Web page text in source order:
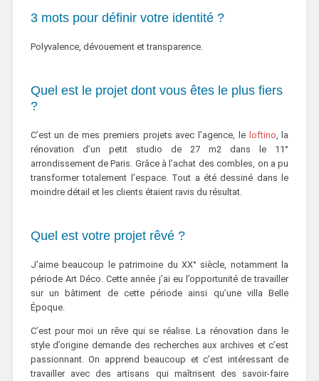
3 mots pour définir votre identité ?
Polyvalence, dévouement et transparence.
Quel est le projet dont vous êtes le plus fiers
?
C’est un de mes premiers projets avec l’agence, le loftino , la
rénovation d’un petit studio de 27 m2 dans le 11°
arrondissement de Paris. Grâce à l’achat des combles, on a pu
transformer totalement l’espace. Tout a été dessiné dans le
moindre détail et les clients étaient ravis du résultat.
Quel est votre projet rêvé ?
J’aime beaucoup le patrimoine du XX° siècle, notamment la
période Art Déco. Cette année j’ai eu l’opportunité de travailler
sur un bâtiment de cette période ainsi qu’une villa Belle
Époque.
C’est pour moi un rêve qui se réalise. La rénovation dans le
style d’origine demande des recherches aux archives et c’est
passionnant. On apprend beaucoup et c’est intéressant de
travailler avec des artisans qui maîtrisent des savoir-faire